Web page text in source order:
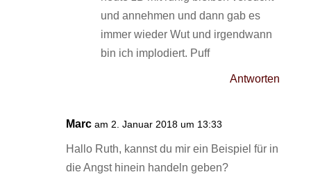
und annehmen und dann gab es
immer wieder Wut und irgendwann
bin ich implodiert. Puff
Antworten
Marc am 2. Januar 2018 um 13:33
Hallo Ruth, kannst du mir ein Beispiel für in
die Angst hinein handeln geben?